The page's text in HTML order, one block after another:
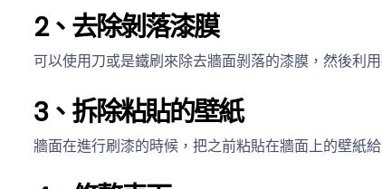
2、去除剝落漆膜
可以使用刀或是鐵刷來除去牆面剝落的漆膜，然後利
3、拆除粘貼的壁紙
牆面在進行刷漆的時候，把之前粘貼在牆面上的壁紙